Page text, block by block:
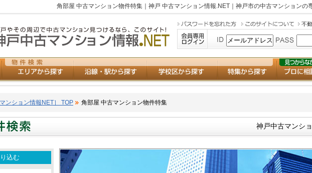
角部屋 中古マンション物件特集｜神戸 中古マンション情報.NET｜神戸市の中古マンションの
ンション情報NET］ TOP 角部屋 中古マンション物件特集
神戸中古マンシ
込む